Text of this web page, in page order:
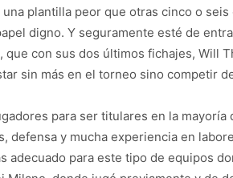
una plantilla peor que otras cinco o
digno. Y seguramente esté de
que con sus dos últimos fichajes, Will
sin más en el torneo sino competir
para ser titulares en la mayoría
defensa y mucha experiencia en
adecuado para este tipo de equipos